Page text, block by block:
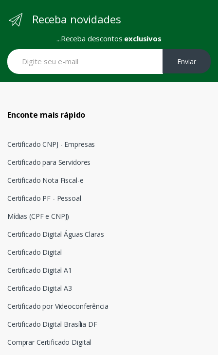
Receba novidades
...Receba descontos exclusivos
Enviar
Enconte mais rápido
Certificado CNPJ - Empresas
Certificado para Servidores
Certificado Nota Fiscal-e
Certificado PF - Pessoal
Mídias (CPF e CNPJ)
Certificado Digital Águas Claras
Certificado Digital
Certificado Digital A1
Certificado Digital A3
Certificado por Videoconferência
Certificado Digital Brasília DF
Comprar Certificado Digital